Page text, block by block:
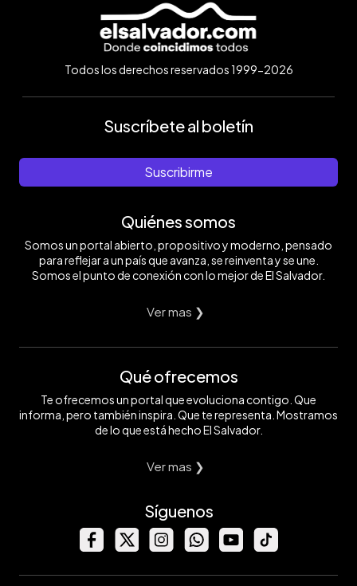
Todos los derechos reservados 1999-2026
Suscríbete al boletín
Suscribirme
Quiénes somos
Somos un portal abierto, propositivo y moderno, pensado
para reflejar a un país que avanza, se reinventa y se une.
Somos el punto de conexión con lo mejor de El Salvador.
Ver mas ❯
Qué ofrecemos
Te ofrecemos un portal que evoluciona contigo. Que
informa, pero también inspira. Que te representa. Mostramos
de lo que está hecho El Salvador.
Ver mas ❯
Síguenos